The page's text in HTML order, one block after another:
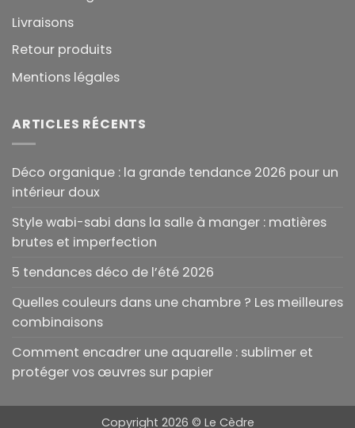
Livraisons
Retour produits
Mentions légales
ARTICLES RÉCENTS
Déco organique : la grande tendance 2026 pour un
intérieur doux
Style wabi-sabi dans la salle à manger : matières
brutes et imperfection
5 tendances déco de l’été 2026
Quelles couleurs dans une chambre ? Les meilleures
combinaisons
Comment encadrer une aquarelle : sublimer et
protéger vos œuvres sur papier
Copyright 2026 © Le Cèdre